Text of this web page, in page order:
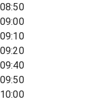
08:50
09:00
09:10
09:20
09:40
09:50
10:00